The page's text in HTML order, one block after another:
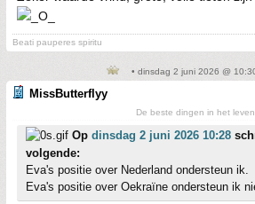
Beati pauperes spiritu
• dinsdag 2 juni 2026 @
MissButterflyy
De beste dingen in het
Op dinsdag 2 juni 2026 10:28
volgende:
Eva's positie over Nederland ondersteun ik.
Eva's positie over Oekraïne ondersteun ik